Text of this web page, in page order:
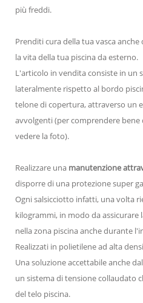
più freddi.
Prenditi cura della tua vasca
la vita della tua piscina da esterno.
L'articolo in vendita consiste in un
lateralmente rispetto al bordo
telone di copertura, attraverso un
avvolgenti (per comprendere bene
vedere la foto).
Realizzare una manutenzione
disporre di una protezione super
Ogni salsicciotto infatti, una volta
kilogrammi, in modo da assicurare
nella zona piscina anche durante
Realizzati in polietilene ad alta
Una soluzione accettabile anche
un sistema di tensione collaudato
del telo piscina.